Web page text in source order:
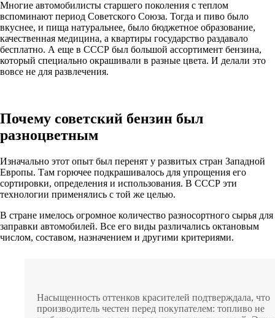
Многие автомобилисты старшего поколения с теплом
вспоминают период Советского Союза. Тогда и пиво было
вкуснее, и пища натуральнее, было бюджетное образование,
качественная медицина, а квартиры государство раздавало
бесплатно. А еще в СССР был большой ассортимент бензина,
который специально окрашивали в разные цвета. И делали это
вовсе не для развлечения.
Почему советский бензин был
разноцветным
Изначально этот опыт был перенят у развитых стран Западной
Европы. Там горючее подкрашивалось для упрощения его
сортировки, определения и использования. В СССР эти
технологии применялись с той же целью.
В стране имелось огромное количество разносортного сырья для
заправки автомобилей. Все его виды различались октановым
числом, составом, назначением и другими критериями.
Насыщенность оттенков красителей подтверждала, что
производитель честен перед покупателем: топливо не